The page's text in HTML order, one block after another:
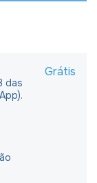
das
Grátis